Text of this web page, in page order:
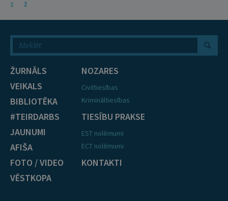
Z
Ž
ŽURNĀLS
VEIKALS
BIBLIOTĒKA
#TEIRDARBS
JAUNUMI
AFIŠA
FOTO / VIDEO
VĒSTKOPA
NOZARES
Civiltiesības
Krimināltiesības
TIESĪBU PRAKSE
EST nolēmumi
ECT nolēmumi
KONTAKTI